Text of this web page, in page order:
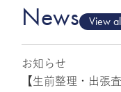
News View
お知らせ
【生前整理・出張